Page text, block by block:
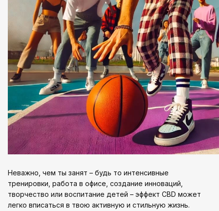
Неважно, чем ты занят – будь то интенсивные
тренировки, работа в офисе, создание инноваций,
творчество или воспитание детей – эффект CBD может
легко вписаться в твою активную и стильную жизнь.